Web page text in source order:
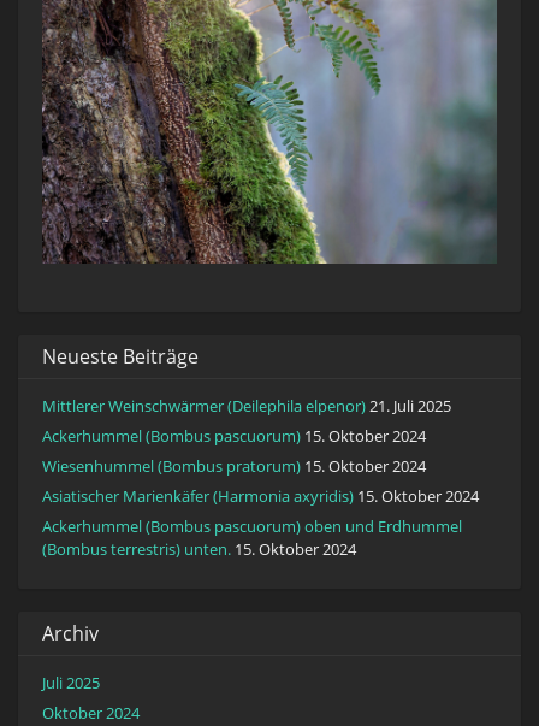
Neueste Beiträge
Mittlerer Weinschwärmer (Deilephila elpenor)21. Juli 2025
Ackerhummel (Bombus pascuorum) 15. Oktober 2024
Wiesenhummel (Bombus pratorum) 15. Oktober 2024
Asiatischer Marienkäfer (Harmonia axyridis) 15. Oktober 2024
Ackerhummel (Bombus pascuorum) oben und Erdhummel
(Bombus terrestris) unten. 15. Oktober 2024
Archiv
Juli 2025
Oktober 2024